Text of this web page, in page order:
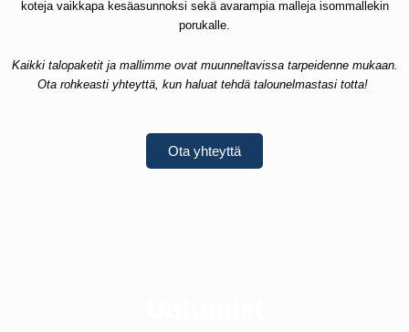
koteja vaikkapa kesäasunnoksi sekä avarampia malleja isommallekin
porukalle.
Kaikki talopaketit ja mallimme ovat muunneltavissa tarpeidenne mukaan.
Ota rohkeasti yhteyttä, kun haluat tehdä talounelmastasi totta!
Ota yhteyttä